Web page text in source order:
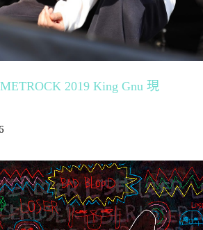
2019 King Gnu 現